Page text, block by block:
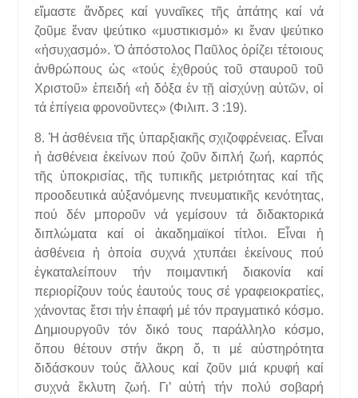
εἴμαστε ἄνδρες καί γυναῖκες τῆς ἀπάτης καί νά
ζοῦμε ἕναν ψεύτικο «μυστικισμό» κι ἕναν ψεύτικο
«ἡσυχασμό». Ὁ ἀπόστολος Παῦλος ὁρίζει τέτοιους
ἀνθρώπους ὡς «τούς ἐχθρούς τοῦ σταυροῦ τοῦ
Χριστοῦ» ἐπειδή «ἡ δόξα ἐν τῇ αἰσχύνῃ αὐτῶν, οἱ
τά ἐπίγεια φρονοῦντες» (Φιλιπ. 3 :19).
8. Ἡ ἀσθένεια τῆς ὑπαρξιακῆς σχιζοφρένειας. Εἶναι
ἡ ἀσθένεια ἐκείνων πού ζοῦν διπλή ζωή, καρπός
τῆς ὑποκρισίας, τῆς τυπικῆς μετριότητας καί τῆς
προοδευτικά αὐξανόμενης πνευματικῆς κενότητας,
πού δέν μποροῦν νά γεμίσουν τά διδακτορικά
διπλώματα καί οἱ ἀκαδημαϊκοί τίτλοι. Εἶναι ἠ
ἀσθένεια ἡ ὁποία συχνά χτυπάει ἐκείνους πού
ἐγκαταλείπουν τήν ποιμαντική διακονία καί
περιορίζουν τούς ἑαυτούς τους σέ γραφειοκρατίες,
χάνοντας ἔτσι τήν ἐπαφή μέ τόν πραγματικό κόσμο.
Δημιουργοῦν τόν δικό τους παράλληλο κόσμο,
ὅπου θέτουν στήν ἄκρη ὅ, τι μέ αὐστηρότητα
διδάσκουν τούς ἄλλους καί ζοῦν μιά κρυφή καί
συχνά ἔκλυτη ζωή. Γι’ αὐτή τήν πολύ σοβαρή